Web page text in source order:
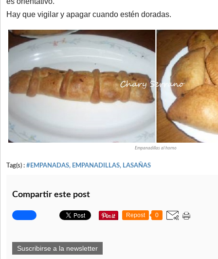
Hay que vigilar y apagar cuando estén doradas.
Empanadillas al horno
Tag(s) : #EMPANADAS, EMPANADILLAS, LASAÑAS
Compartir este post
Repost 0
Suscribirse a la newsletter